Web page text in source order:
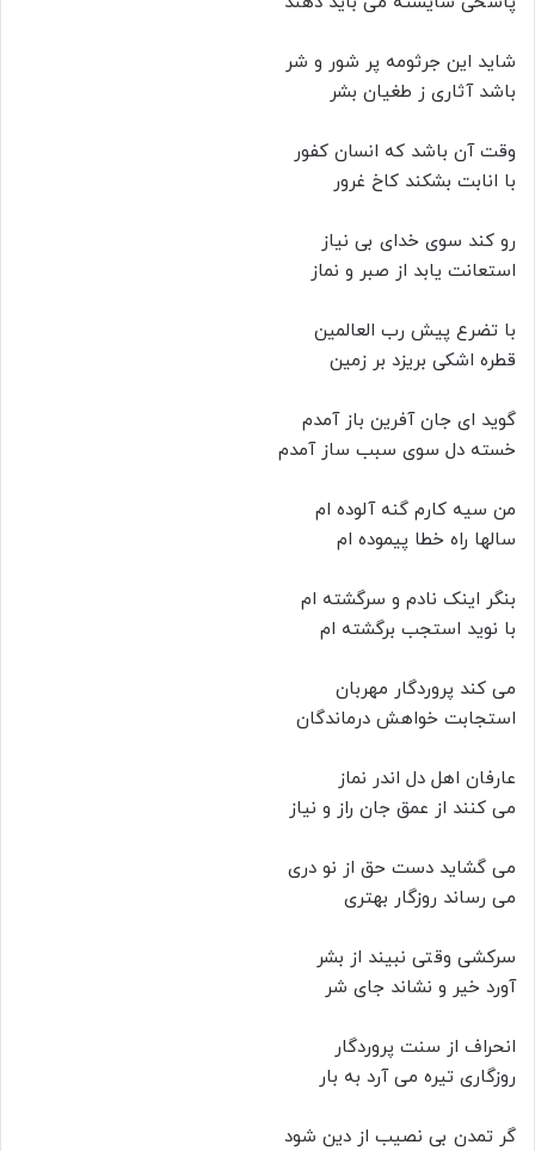
شاید این جرثومه پر شور و شر
باشد آثاری ز طغیان بشر
وقت آن باشد که انسان کفور
با انابت بشکند کاخ غرور
رو کند سوی خدای بی نیاز
استعانت یابد از صبر و نماز
با تضرع پیش رب العالمین
قطره اشکی بریزد بر زمین
گوید ای جان آفرین باز آمدم
خسته دل سوی سبب ساز آمدم
من سیه کارم گنه آلوده ام
سالها راه خطا پیموده ام
بنگر اینک نادم و سرگشته ام
با نوید استجب برگشته ام
می کند پروردگار مهربان
استجابت خواهش درماندگان
عارفان اهل دل اندر نماز
می کنند از عمق جان راز و نیاز
می گشاید دست حق از نو دری
می رساند روزگار بهتری
سرکشی وقتی نبیند از بشر
آورد خیر و نشاند جای شر
انحراف از سنت پروردگار
روزگاری تیره می آرد به بار
گر تمدن بی نصیب از دین شود